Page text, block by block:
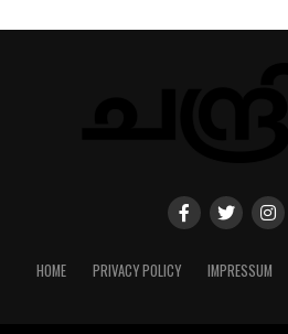
HOME PRIVACY POLICY IMPRESSUM